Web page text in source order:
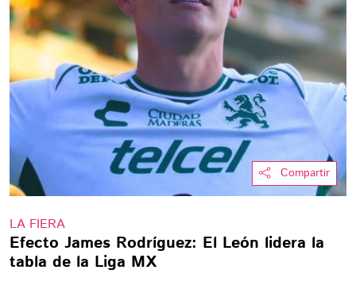
Compartir
LA FIERA
Efecto James Rodríguez: El León lidera la
tabla de la Liga MX